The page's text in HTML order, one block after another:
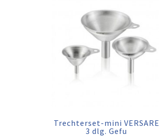
Trechterset-mini VERSARE
3 dlg. Gefu